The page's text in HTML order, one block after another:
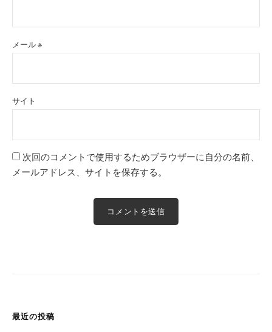
メール※
サイト
次回のコメントで使用するためブラウザーに自分の名前、
メールアドレス、サイトを保存する。
最近の投稿